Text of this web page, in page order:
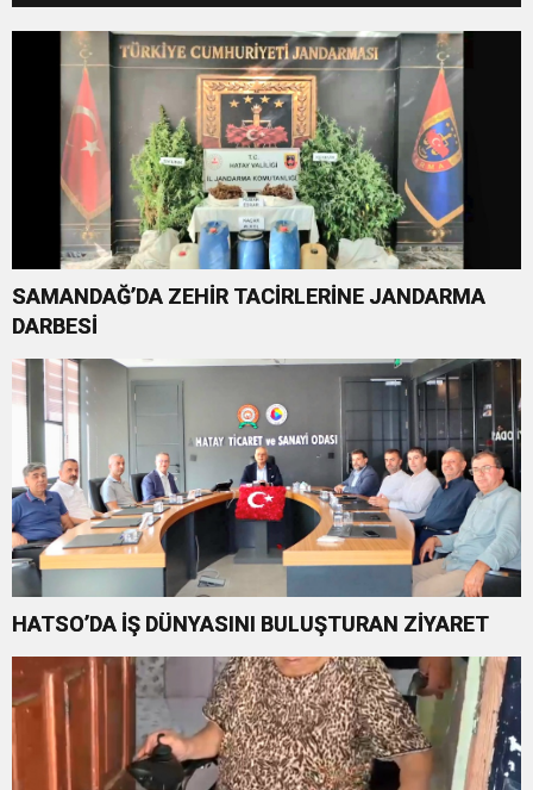
BAŞLADI
SAMANDAĞ’DA ZEHİR TACİRLERİNE JANDARMA
DARBESİ
HATSO’DA İŞ DÜNYASINI BULUŞTURAN ZİYARET